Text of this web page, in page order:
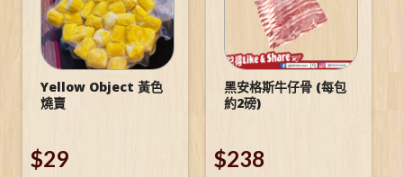
Yellow Object 黃色
燒賣
$29
黑安格斯牛仔骨 (每包
約2磅)
$238